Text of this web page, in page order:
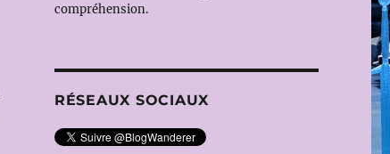
compréhension.
RÉSEAUX SOCIAUX